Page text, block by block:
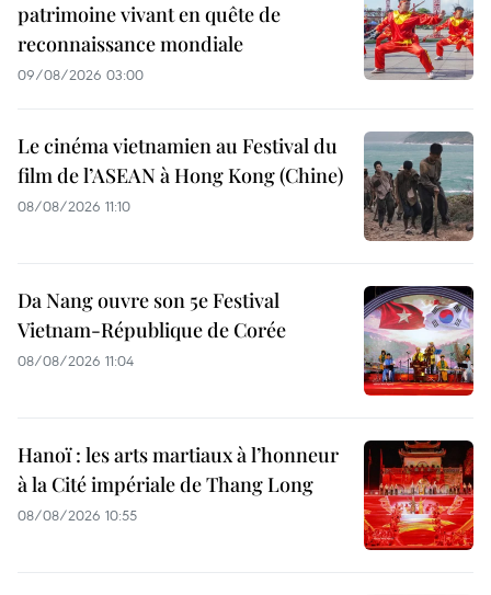
patrimoine vivant en quête de
reconnaissance mondiale
09/08/2026 03:00
Le cinéma vietnamien au Festival du
film de l’ASEAN à Hong Kong (Chine)
08/08/2026 11:10
Da Nang ouvre son 5e Festival
Vietnam-République de Corée
08/08/2026 11:04
Hanoï : les arts martiaux à l’honneur
à la Cité impériale de Thang Long
08/08/2026 10:55